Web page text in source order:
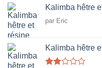
Kalimba hêtre
par Eric
Kalimba hêtre